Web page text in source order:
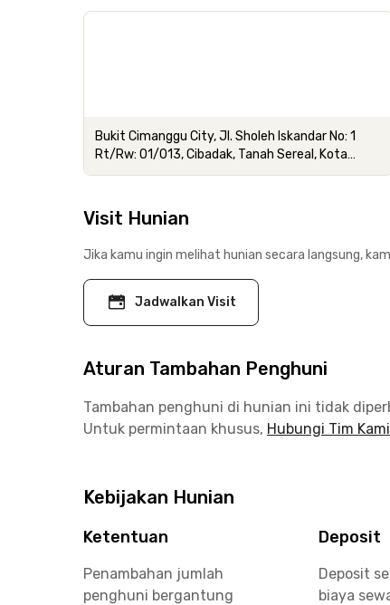
Bukit Cimanggu City, Jl. Sholeh Iskandar No: 1
Rt/Rw: 01/013, Cibadak, Tanah Sereal, Kota
Bogor
Visit Hunian
Jika kamu ingin melihat hunian secara langsung,
Jadwalkan Visit
Aturan Tambahan Penghuni
Tambahan penghuni di hunian ini tidak
Untuk permintaan khusus, Hubungi Tim Kami
Kebijakan Hunian
Ketentuan
Penambahan jumlah
penghuni bergantung
Deposit
Deposit
biaya